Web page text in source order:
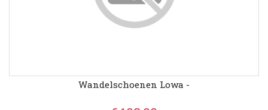
Wandelschoenen Lowa -